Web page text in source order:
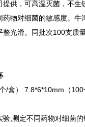
提供，可高温灭菌，不生
药物对细菌的敏感度。牛
整光滑。同批次100支质
/盒） 7.8*6*10mm（100
,测定不同药物对细菌的